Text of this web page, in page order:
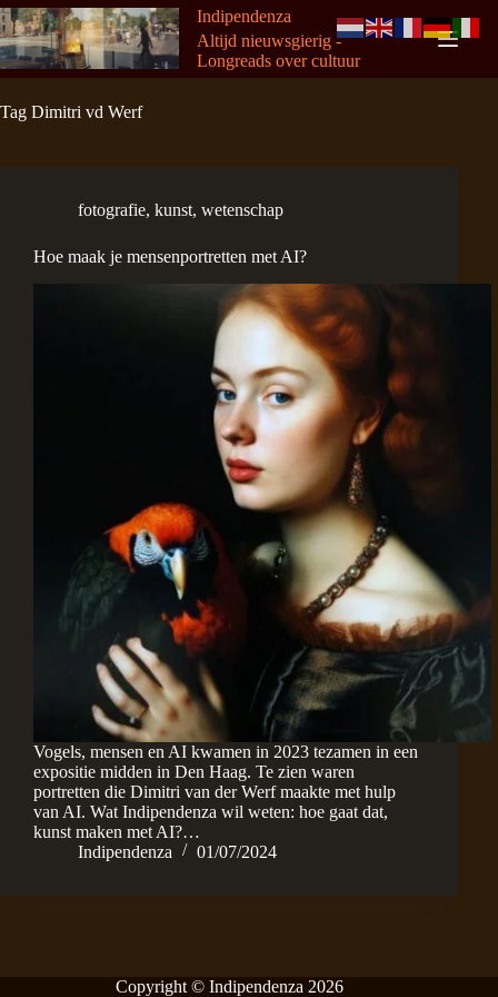
Ga
naar
de
inhoud
Indipendenza
Altijd nieuwsgierig -
Longreads over cultuur
Tag Dimitri vd Werf
fotografie, kunst, wetenschap
Hoe maak je mensenportretten met AI?
Vogels, mensen en AI kwamen in 2023 tezamen in een
expositie midden in Den Haag. Te zien waren
portretten die Dimitri van der Werf maakte met hulp
van AI. Wat Indipendenza wil weten: hoe gaat dat,
kunst maken met AI?…
Indipendenza
01/07/2024
Copyright © Indipendenza 2026